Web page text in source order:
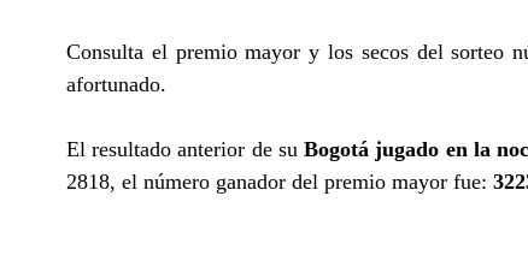
Consulta el premio mayor y los secos del sorteo
afortunado.
El resultado anterior de suBogotá jugado en la
2818, el número ganador del premio mayor fue: